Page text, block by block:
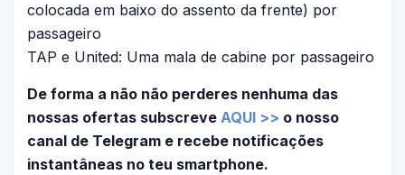
colocada em baixo do assento da frente) por
passageiro
TAP e United: Uma mala de cabine por passageiro
De forma a não não perderes nenhuma das
nossas ofertas subscreve AQUI >> o nosso
canal de Telegram e recebe notificações
instantâneas no teu smartphone.